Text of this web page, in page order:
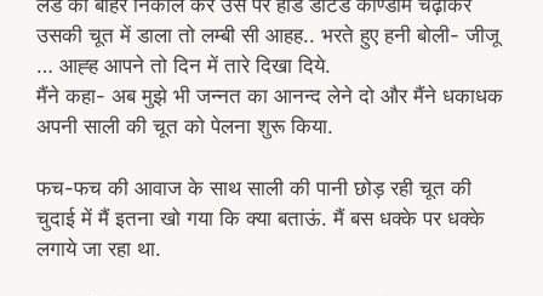
लंड को बाहर निकाल कर उस पर हार्ड डॉटेड कॉण्डोम चढ़ाकर
उसकी चूत में डाला तो लम्बी सी आहह.. भरते हुए हनी बोली- जीजू
… आह्ह आपने तो दिन में तारे दिखा दिये.
मैंने कहा- अब मुझे भी जन्नत का आनन्द लेने दो और मैंने धकाधक
अपनी साली की चूत को पेलना शुरू किया.
फच-फच की आवाज के साथ साली की पानी छोड़ रही चूत की
चुदाई में मैं इतना खो गया कि क्या बताऊं. मैं बस धक्के पर धक्के
लगाये जा रहा था.